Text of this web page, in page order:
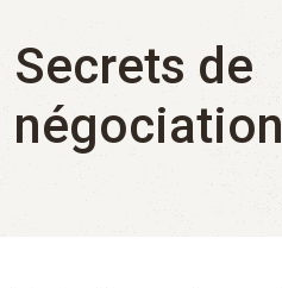
Secrets de
négociation